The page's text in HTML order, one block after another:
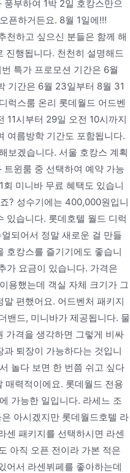
부하여 1박 2일 호캉스만으
픈하거든요. 8월 1일에!!!
천하고 싶으신 분들은 함께 해
진행됩니다. 천천히 설명해드
특가 프로모션 기간은 6월
기간은 6월 23일부터 8월 31
럭스룸 온리 롯데월드 어드벤
11시부터 29일 오전 10시까지
여름방학 기간도 포함됩니다.
보겠습니다. 서울 호캉스 계획
윈룸 중 선택하여 예약 가능
미니바 무료 혜택도 있습니
? 성수기에는 400,000원입니
있습니다. 롯데호텔 월드 디럭
되어서 정말 새로운 걸 만들
호캉스를 즐기기에도 좋습니
가 요금이 있습니다. 가격은
용했는데 객실 자체 크기가 그
편했어요. 어드벤처 패키지
밴드, 미니바가 제공됩니다. 물
가격을 생각하면 그렇게 비싸
퇴장이 가능하다는 것입니
놀다 보면 한 번쯤 쉬고 싶다
매력적이에요. 롯데월드 전용
가능한 일입니다. 라세느 조
아시겠지만 롯데월드호텔 라
센 패키지를 선택하시면 라센
아직 오픈 전이라 가본 적은
어서 라센뷔페를 좋아하는데